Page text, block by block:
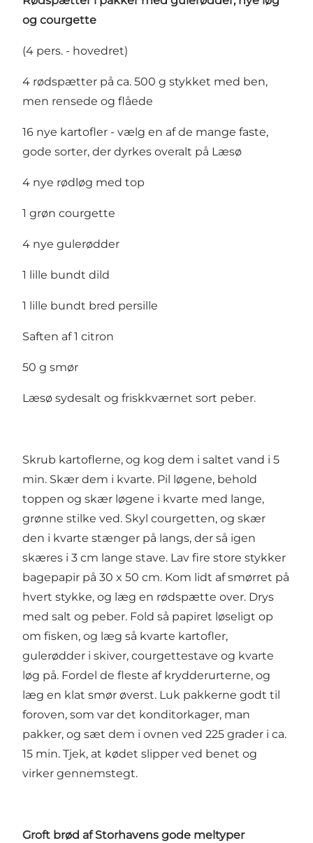
og courgette
(4 pers. - hovedret)
4 rødspætter på ca. 500 g stykket med ben,
men rensede og flåede
16 nye kartofler - vælg en af de mange faste,
gode sorter, der dyrkes overalt på Læsø
4 nye rødløg med top
1 grøn courgette
4 nye gulerødder
1 lille bundt dild
1 lille bundt bred persille
Saften af 1 citron
50 g smør
Læsø sydesalt og friskkværnet sort peber.
Skrub kartoflerne, og kog dem i saltet vand i 5
min. Skær dem i kvarte. Pil løgene, behold
toppen og skær løgene i kvarte med lange,
grønne stilke ved. Skyl courgetten, og skær
den i kvarte stænger på langs, der så igen
skæres i 3 cm lange stave. Lav fire store stykker
bagepapir på 30 x 50 cm. Kom lidt af smørret på
hvert stykke, og læg en rødspætte over. Drys
med salt og peber. Fold så papiret løseligt op
om fisken, og læg så kvarte kartofler,
gulerødder i skiver, courgettestave og kvarte
løg på. Fordel de fleste af krydderurterne, og
læg en klat smør øverst. Luk pakkerne godt til
foroven, som var det konditorkager, man
pakker, og sæt dem i ovnen ved 225 grader i ca.
15 min. Tjek, at kødet slipper ved benet og
virker gennemstegt.
Groft brød af Storhavens gode meltyper